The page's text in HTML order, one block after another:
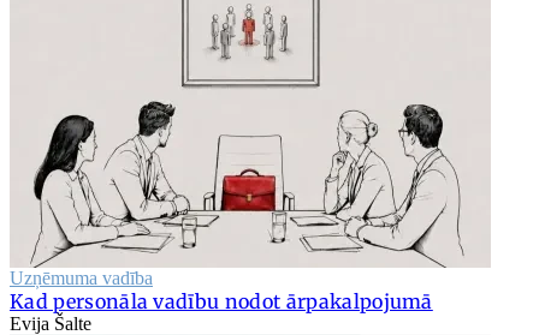
Uzņēmuma vadība
Kad personāla vadību nodot ārpakalpojumā
Evija Šalte